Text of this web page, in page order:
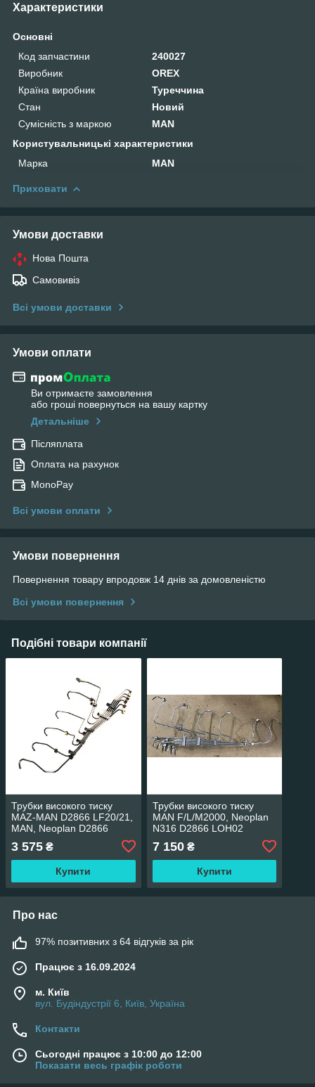
Характеристики
Основні
Код запчастини
240027
Виробник
OREX
Країна виробник
Туреччина
Стан
Новий
Сумісність з маркою
MAN
Користувальницькі характеристики
Марка
MAN
Приховати
Умови доставки
Нова Пошта
Самовивіз
Всі умови доставки
Умови оплати
Ви отримаєте замовлення
або гроші повернуться на вашу картку
Детальніше
Післяплата
Оплата на рахунок
MonoPay
Всі умови оплати
Умови повернення
Повернення товару впродовж 14 днів за домовленістю
Всі умови повернення
Подібні товари компанії
Трубки високого тиску
MAZ-MAN D2866 LF20/21,
MAN, Neoplan D2866
3 575 ₴
Купити
Трубки високого тиску
MAN F/L/M2000, Neoplan
N316 D2866 LOH02
7 150₴
Купити
Про нас
97% позитивних з 64 відгуків за рік
Працює з 16.09.2024
м. Київ
вул. Будіндустрії 6, Київ, Україна
Контакти
Сьогодні працює з 10:00 до 12:00
Показати весь графік роботи